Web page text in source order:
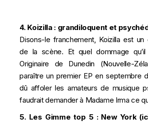
4. Koizilla : grandiloquent et
Disons-le franchement, Koizilla est un
de la scène. Et quel dommage
Originaire de Dunedin (Nouvelle-
paraître un premier EP en septembre
dû affoler les amateurs de musique
faudrait demander à Madame Irma ce
5. Les Gimme top 5 : New York (